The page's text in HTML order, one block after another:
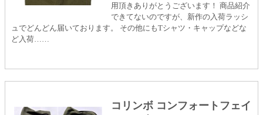
用頂きありがとうございます！ 商品紹介
できてないのですが、新作の入荷ラッシ
ュでどんどん届いております。 その他にもTシャツ・キャップなどな
ど入荷……
コリンボ コンフォートフェイ